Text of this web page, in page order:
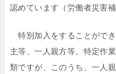
認めています（労働者災害
特別加入をすることがで
主等、一人親方等、特定作
類ですが、このうち、一人